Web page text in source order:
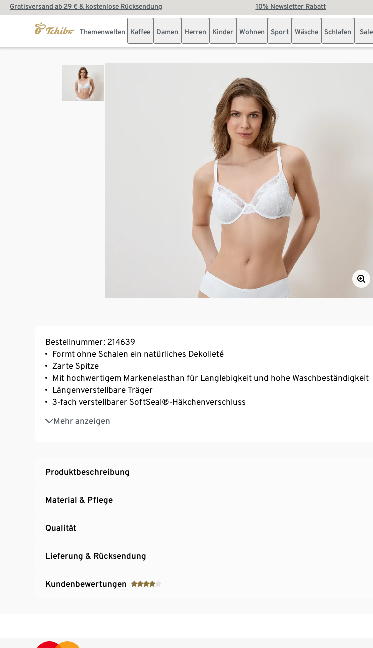
Gratisversand ab 29 € & kostenlose Rücksendung 10% Newsletter Rabatt
Themenwelten Kaffee Damen Herren Kinder Wohnen Sport Wäsche Schlafen Sale
Bestellnummer: 214639
Formt ohne Schalen ein natürliches Dekolleté
Zarte Spitze
Mit hochwertigem Markenelasthan für Langlebigkeit und hohe Waschbeständigkeit
Längenverstellbare Träger
3-fach verstellbarer SoftSeal®-Häkchenverschluss
Mehr anzeigen
Optimale Passform: Verschlussbreite proportional an Cup-Größe angepasst
Produktbeschreibung
Material & Pflege
Qualität
Lieferung & Rücksendung
Kundenbewertungen